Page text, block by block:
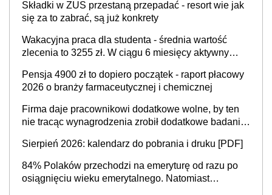
Składki w ZUS przestaną przepadać - resort wie jak
się za to zabrać, są już konkrety
Wakacyjna praca dla studenta - średnia wartość
zlecenia to 3255 zł. W ciągu 6 miesięcy aktywny
Pensja 4900 zł to dopiero początek - raport płacowy
2026 o branży farmaceutycznej i chemicznej
Firma daje pracownikowi dodatkowe wolne, by ten
nie tracąc wynagrodzenia zrobił dodatkowe badania.
Sierpień 2026: kalendarz do pobrania i druku [PDF]
84% Polaków przechodzi na emeryturę od razu po
osiągnięciu wieku emerytalnego. Natomiast